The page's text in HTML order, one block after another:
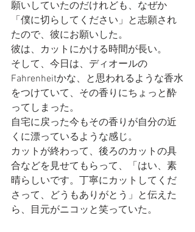
願いしていたのだけれども、なぜか
「僕に切らしてください」と志願され
たので、彼にお願いした。
彼は、カットにかける時間が長い。
そして、今日は、ディオールの
Fahrenheitかな、と思われるような香水
をつけていて、その香りにちょっと酔
ってしまった。
自宅に戻った今もその香りが自分の近
くに漂っているような感じ。
カットが終わって、後ろのカットの具
合などを見せてもらって、「はい、素
晴らしいです。丁寧にカットしてくだ
さって、どうもありがとう」と伝えた
ら、目元がニコッと笑っていた。